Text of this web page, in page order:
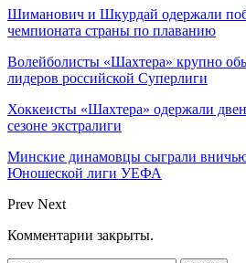
Шиманович и Шкурдай одержали
чемпионата страны по плаванию
Волейболисты «Шахтера» крупно
лидеров российской Суперлиги
Хоккеисты «Шахтера» одержали
сезоне экстралиги
Минские динамовцы сыграли
Юношеской лиги УЕФА
Prev Next
Комментарии закрыты.